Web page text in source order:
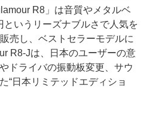
R8」は音質やメタルベ
というリーズナブルさで人気を
売し、ベストセラーモデルに
R8-Jは、日本のユーザーの意
ドライバの振動板変更、サウ
“日本リミテッドエディショ